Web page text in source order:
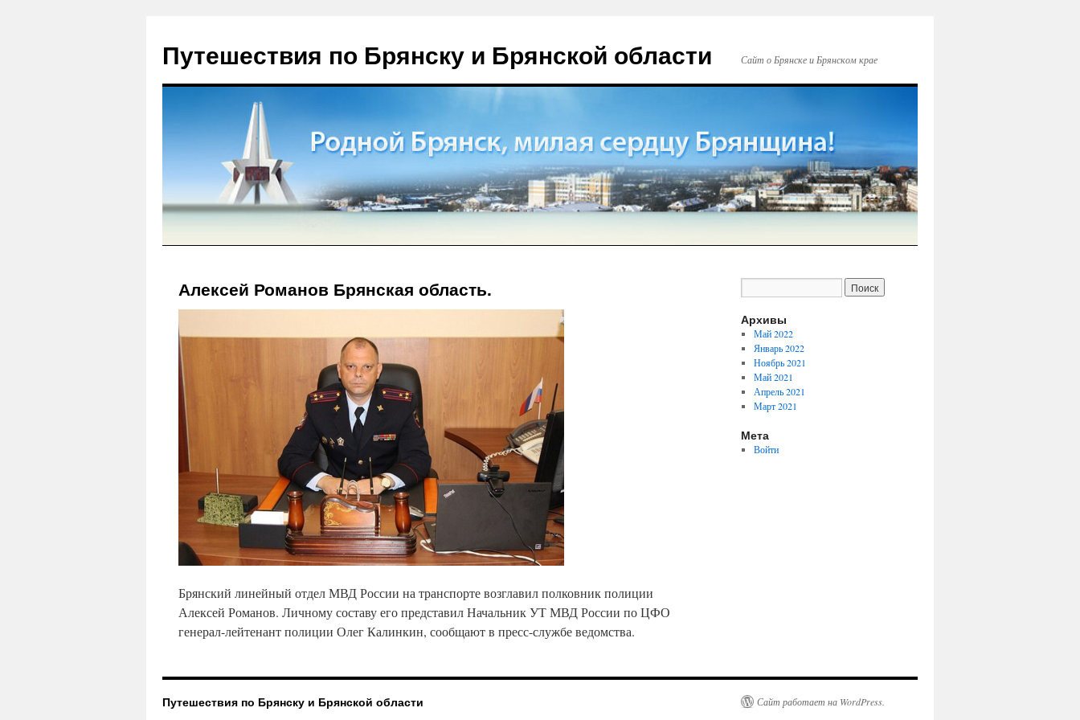
Путешествия по Брянску и Брянской области Сайт о Брянске и Брянском крае
Алексей Романов Брянская область.
Брянский линейный отдел МВД России на транспорте возглавил полковник полиции
Алексей Романов. Личному составу его представил Начальник УТ МВД России по ЦФО
генерал-лейтенант полиции Олег Калинкин, сообщают в пресс-службе ведомства.
Архивы
Май 2022
Январь 2022
Ноябрь 2021
Май 2021
Апрель 2021
Март 2021
Мета
Войти
Путешествия по Брянску и Брянской области Сайт работает на WordPress.